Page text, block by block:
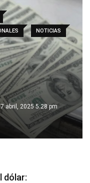
NOTICIAS
abril, 2025 5:28 pm
dólar: